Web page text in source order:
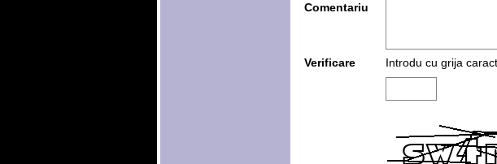
Comentariu
Verificare Introdu cu grija